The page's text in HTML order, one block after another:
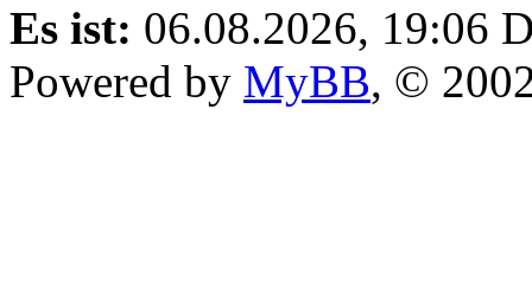
Es ist: 06.08.2026, 19:06
Powered by MyBB, ©